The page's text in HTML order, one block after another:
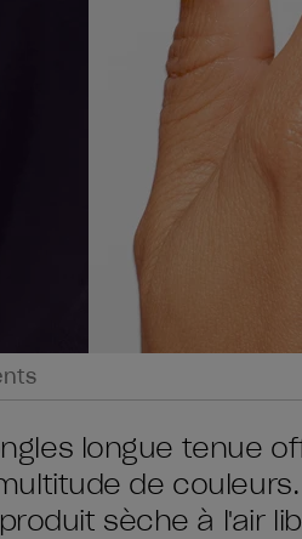
longue tenue
de couleurs.
sèche à l'air